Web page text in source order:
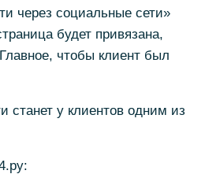
через социальные сети»
будет привязана,
чтобы клиент был
станет у клиентов одним из